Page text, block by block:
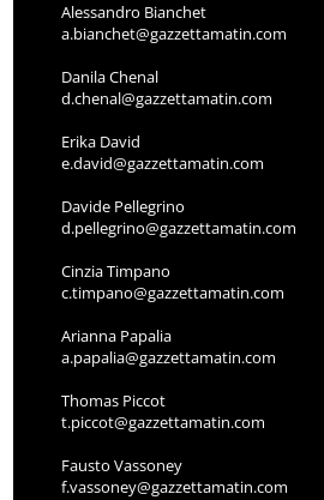
Alessandro Bianchet
a.bianchet@gazzettamatin.com
Danila Chenal
d.chenal@gazzettamatin.com
Erika David
e.david@gazzettamatin.com
Davide Pellegrino
d.pellegrino@gazzettamatin.com
Cinzia Timpano
c.timpano@gazzettamatin.com
Arianna Papalia
a.papalia@gazzettamatin.com
Thomas Piccot
t.piccot@gazzettamatin.com
Fausto Vassoney
f.vassoney@gazzettamatin.com